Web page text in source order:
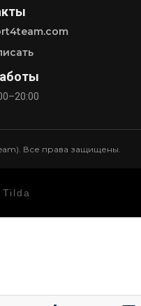
Все права защищены.
Tilda